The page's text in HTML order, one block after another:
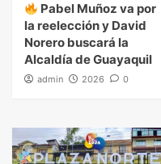
Pabel Muñoz va por
la reelección y David
Norero buscará la
Alcaldía de Guayaquil
admin 2026 0